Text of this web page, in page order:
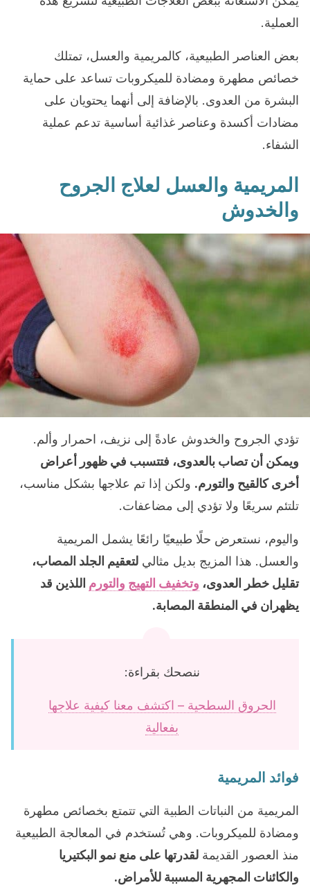
العملية.
بعض العناصر الطبيعية، كالمريمية والعسل، تمتلك
خصائص مطهرة ومضادة للميكروبات تساعد على حماية
البشرة من العدوى. بالإضافة إلى أنهما يحتويان على
مضادات أكسدة وعناصر غذائية أساسية تدعم عملية
الشفاء.
المريمية والعسل لعلاج الجروح
والخدوش
تؤدي الجروح والخدوش عادةً إلى نزيف، احمرار وألم.
ويمكن أن تصاب بالعدوى، فتتسبب في ظهور أعراض
أخرى كالقيح والتورم. ولكن إذا تم علاجها بشكل مناسب،
تلتئم سريعًا ولا تؤدي إلى مضاعفات.
واليوم، نستعرض حلًا طبيعيًا رائعًا يشمل المريمية
والعسل. هذا المزيج بديل مثالي لتعقيم الجلد المصاب،
تقليل خطر العدوى، وتخفيف التهيج والتورم اللذين قد
يظهران في المنطقة المصابة.
ننصحك بقراءة:
الحروق السطحية – اكتشف معنا كيفية علاجها
بفعالية
فوائد المريمية
المريمية من النباتات الطبية التي تتمتع بخصائص مطهرة
ومضادة للميكروبات. وهي تُستخدم في المعالجة الطبيعية
منذ العصور القديمة لقدرتها على منع نمو البكتيريا
والكائنات المجهرية المسببة للأمراض.